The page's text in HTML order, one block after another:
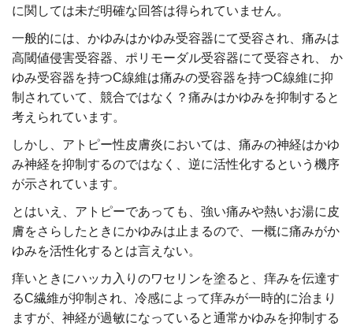
に関しては未だ明確な回答は得られていません。
一般的には、かゆみはかゆみ受容器にて受容され、痛みは
高閾値侵害受容器、ポリモーダル受容器にて受容され、 か
ゆみ受容器を持つC線維は痛みの受容器を持つC線維に抑
制されていて、競合ではなく？痛みはかゆみを抑制すると
考えられています。
しかし、アトピー性皮膚炎においては、痛みの神経はかゆ
み神経を抑制するのではなく、逆に活性化するという機序
が示されています。
とはいえ、アトピーであっても、強い痛みや熱いお湯に皮
膚をさらしたときにかゆみは止まるので、一概に痛みがか
ゆみを活性化するとは言えない。
痒いときにハッカ入りのワセリンを塗ると、痒みを伝達す
るC繊維が抑制され、冷感によって痒みが一時的に治まり
ますが、神経が過敏になっていると通常かゆみを抑制する